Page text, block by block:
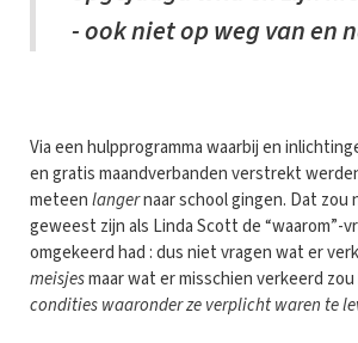
- ook niet op weg van en
Via een hulpprogramma waarbij en
en gratis maandverbanden verstrekt
meteenlangernaar school gingen. Dat zou
geweest zijn als Linda Scott de “waarom”-
omgekeerd had : dus niet vragen wat er
meisjesmaar wat er misschien verkeerd
condities waaronder ze verplicht waren te